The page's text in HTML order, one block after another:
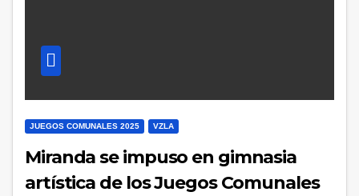
JUEGOS COMUNALES 2025 VZLA
Miranda se impuso en gimnasia
artística de los Juegos Comunales